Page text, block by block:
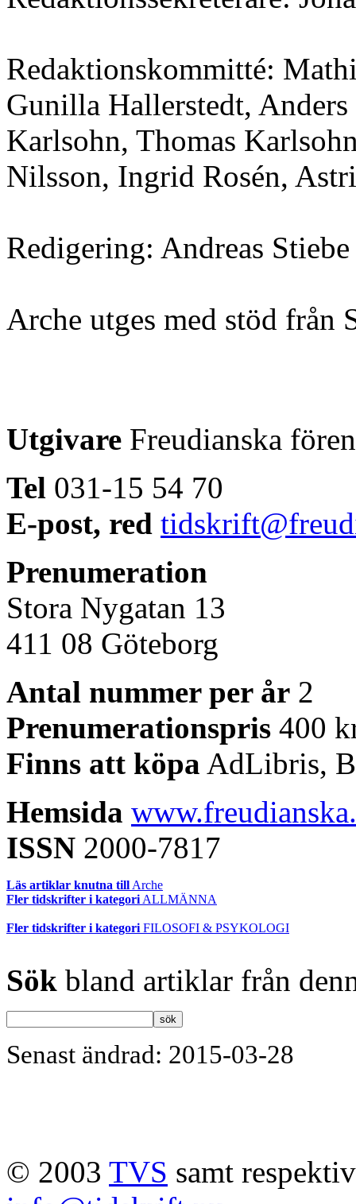
Redaktionskommitté:
Gunilla Hallerstedt,
Karlsohn, Thomas
Nilsson, Ingrid Rosén,
Redigering: Andreas Stiebe
Arche utges med stöd från
Utgivare Freudianska
Tel 031-15 54 70
E-post, red
Prenumeration
Stora Nygatan 13
411 08 Göteborg
Antal nummer per år 2
Prenumerationspris 400
Finns att köpa AdLibris,
Hemsida
ISSN 2000-7817
Läs artiklar knutna till Arche
Fler tidskrifter i kategori ALLMÄNNA
Fler tidskrifter i kategori FILOSOFI & PSYKOLOGI
Sök bland artiklar från
Senast ändrad: 2015-03-28
© 2003 TVS samt